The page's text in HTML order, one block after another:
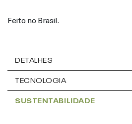
Feito no Brasil.
DETALHES
TECNOLOGIA
SUSTENTABILIDADE